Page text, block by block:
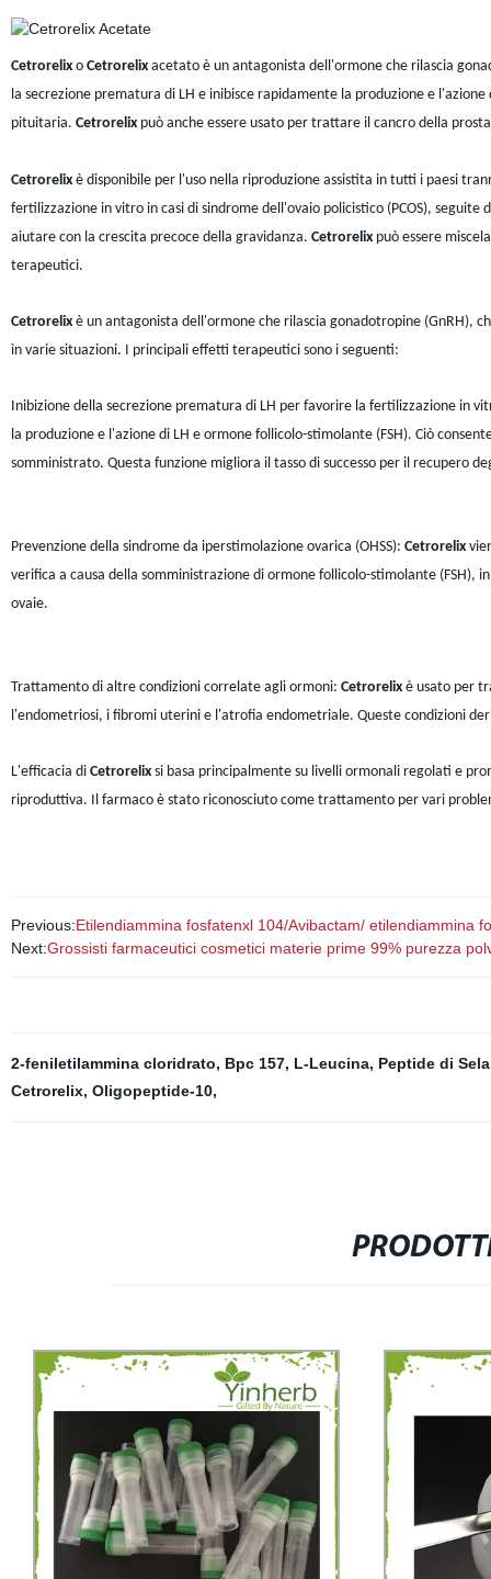
CetrorelixoCetrorelixacetato è un antagonista dell'ormone che rilascia
la secrezione prematura di LH e inibisce rapidamente la produzione e
pituitaria. Cetrorelixpuò anche essere usato per trattare il cancro della
Cetrorelixè disponibile per l'uso nella riproduzione assistita in tutti i paesi
fertilizzazione in vitro in casi di sindrome dell'ovaio policistico (PCOS),
aiutare con la crescita precoce della gravidanza. Cetrorelixpuò essere
terapeutici.
Cetrorelixè un antagonista dell'ormone che rilascia gonadotropine (GnRH),
in varie situazioni. I principali effetti terapeutici sono i seguenti:
Inibizione della secrezione prematura di LH per favorire la fertilizzazione in
la produzione e l'azione di LH e ormone follicolo-stimolante (FSH). Ciò
somministrato. Questa funzione migliora il tasso di successo per il recupero
Prevenzione della sindrome da iperstimolazione ovarica (OHSS): Cetrorelix
verifica a causa della somministrazione di ormone follicolo-stimolante (FSH),
ovaie.
Trattamento di altre condizioni correlate agli ormoni: Cetrorelixè usato per
l'endometriosi, i fibromi uterini e l'atrofia endometriale. Queste condizioni
L'efficacia diCetrorelixsi basa principalmente su livelli ormonali regolati e
riproduttiva. Il farmaco è stato riconosciuto come trattamento per vari
Previous:Etilendiammina fosfatenxl 104/Avibactam/ etilendiammina
Next:Grossisti farmaceutici cosmetici materie prime 99% purezza
2-feniletilammina cloridrato, Bpc 157, L-Leucina, Peptide di
Cetrorelix, Oligopeptide-10,